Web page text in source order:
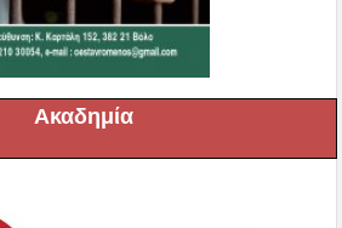
Ακαδημία